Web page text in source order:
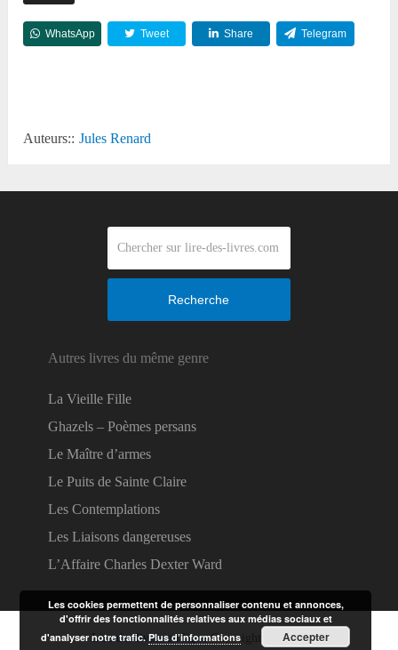
WhatsApp Tweet Share Telegram
Auteurs:: Jules Renard
Recherche
Autres livres du même genre
La Vieille Fille
Ghazels – Poèmes persans
Le Maître d’armes
Le Puits de Sainte Claire
Les Contemplations
Les Liaisons dangereuses
L’Affaire Charles Dexter Ward
Lire des livres en ligneCopyright © 2026.
Les cookies permettent de personnaliser contenu et annonces,
d'offrir des fonctionnalités relatives aux médias sociaux et
d'analyser notre trafic.Plus d’informations Accepter